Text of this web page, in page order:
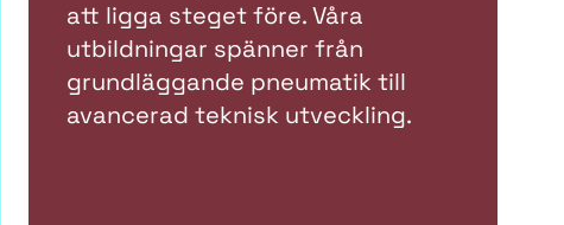
att ligga steget före. Våra
utbildningar spänner från
grundläggande pneumatik till
avancerad teknisk utveckling.